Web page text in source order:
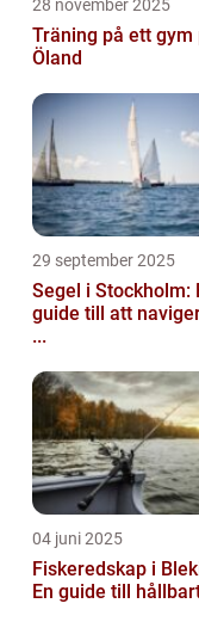
28 november 2025
Träning på ett gym
Öland
29 september 2025
Segel i Stockholm:
guide till att
...
04 juni 2025
Fiskeredskap i
En guide till